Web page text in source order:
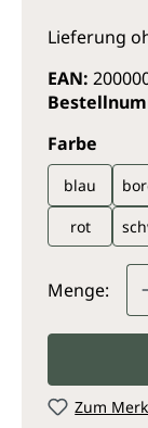
Lieferung
EAN:
Farbe
blau
rot
Menge:
Zum